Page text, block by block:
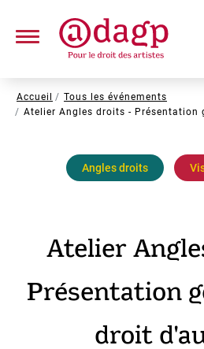
contenu
Fil
d'Ariane
Accueil
Tous les événements
Atelier Angles droits - Présentation
Angles droits
Atelier
Présentation
droit